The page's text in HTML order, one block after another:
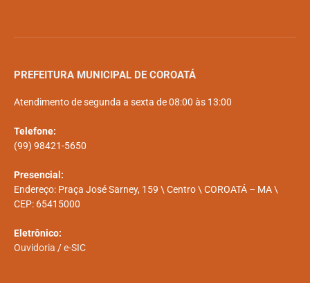
PREFEITURA MUNICIPAL DE COROATÁ
Atendimento de segunda a sexta de 08:00 às 13:00
Telefone:
(99) 98421-5650
Presencial:
Endereço: Praça José Sarney, 159 \ Centro \ COROATÁ – MA \
CEP: 65415000
Eletrônico:
Ouvidoria /e-SIC